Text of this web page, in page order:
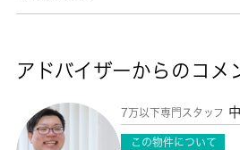
アドバイザーからのコメ
7万以下専門スタッフ
この物件について